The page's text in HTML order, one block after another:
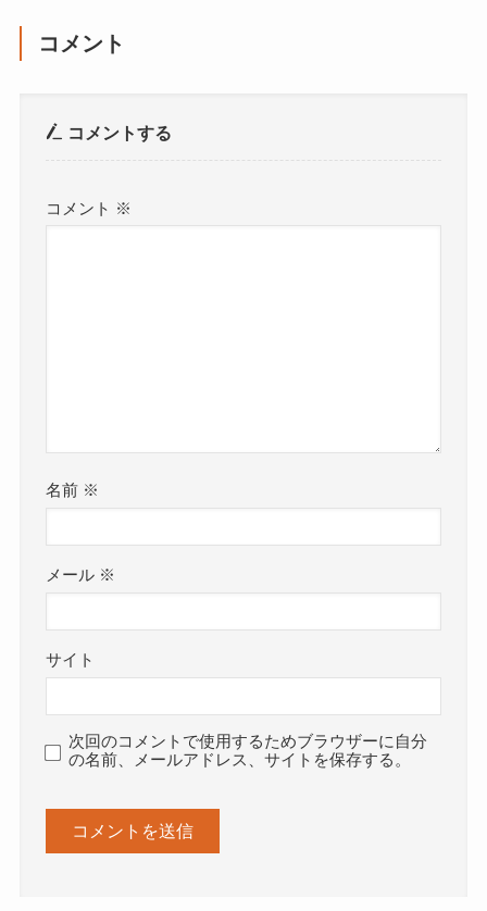
コメント
コメントする
コメント ※
名前 ※
メール ※
サイト
次回のコメントで使用するためブラウザーに自分
の名前、メールアドレス、サイトを保存する。